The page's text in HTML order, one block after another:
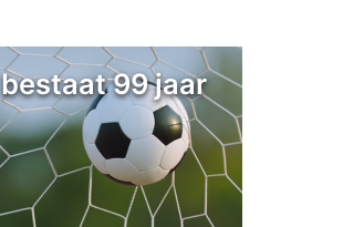
99 jaar